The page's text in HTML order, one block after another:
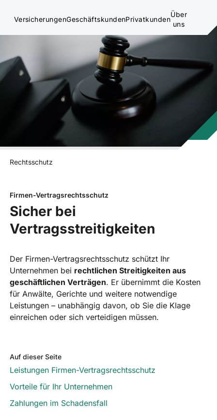
VersicherungenGeschäftskundenPrivatkunden
Über
uns
Rechtsschutz
Firmen-Vertragsrechtsschutz
Sicher bei
Vertragsstreitigkeiten
Der Firmen-Vertragsrechtsschutz schützt Ihr
Unternehmen bei rechtlichen Streitigkeiten aus
geschäftlichen Verträgen. Er übernimmt die Kosten
für Anwälte, Gerichte und weitere notwendige
Leistungen – unabhängig davon, ob Sie die Klage
einreichen oder sich verteidigen müssen.
Auf dieser Seite
Leistungen Firmen-Vertragsrechtsschutz
Vorteile für Ihr Unternehmen
Zahlungen im Schadensfall